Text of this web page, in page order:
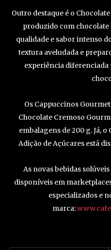
Outro destaque é o
produzido com
qualidade e sabor intenso
textura aveludada e
experiência diferenciada
Os Cappuccinos
Chocolate Cremoso
embalagens de 200 g. Já,
Adição de Açúcares está
As novas bebidas
disponíveis em
especializados e
marca: